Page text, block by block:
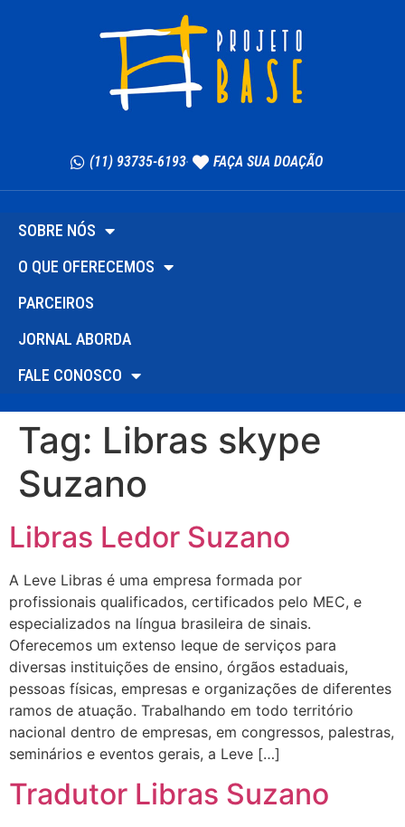
(11) 93735-6193 FAÇA SUA DOAÇÃO
SOBRE NÓS
O QUE OFERECEMOS
PARCEIROS
JORNAL ABORDA
FALE CONOSCO
Tag: Libras skype
Suzano
Libras Ledor Suzano
A Leve Libras é uma empresa formada por
profissionais qualificados, certificados pelo MEC, e
especializados na língua brasileira de sinais.
Oferecemos um extenso leque de serviços para
diversas instituições de ensino, órgãos estaduais,
pessoas físicas, empresas e organizações de diferentes
ramos de atuação. Trabalhando em todo território
nacional dentro de empresas, em congressos, palestras,
seminários e eventos gerais, a Leve […]
Tradutor Libras Suzano